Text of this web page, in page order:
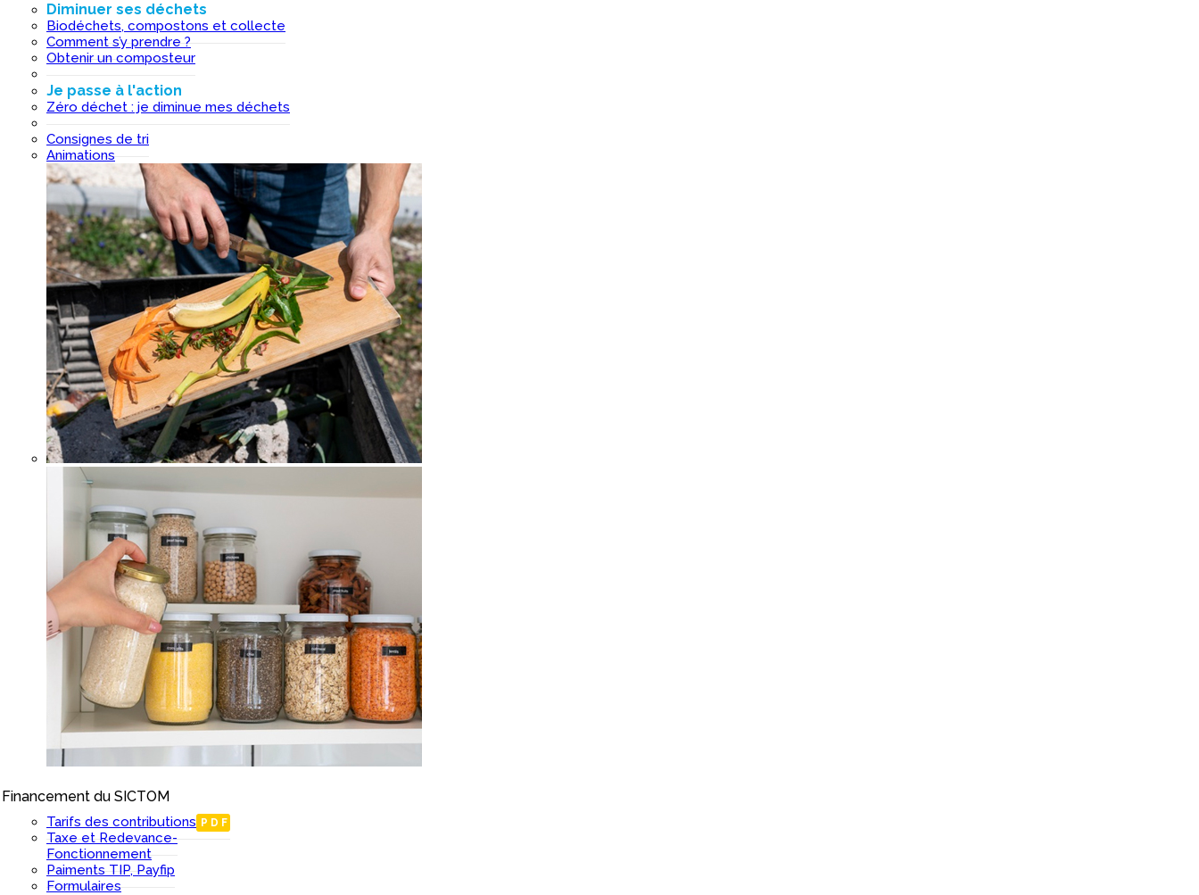
Diminuer ses déchets
Biodéchets, compostons et collecte
Comment s’y prendre ?
Obtenir un composteur
Je passe à l'action
Zéro déchet : je diminue mes déchets
Consignes de tri
Animations
Financement du SICTOM
Tarifs des contributions PDF
Taxe et Redevance-
Fonctionnement
Paiments TIP, Payfip
Formulaires